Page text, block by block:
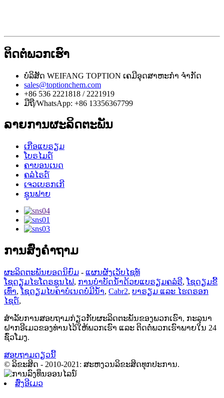
ຕິດຕໍ່ພວກເຮົາ
ບໍລິສັດ WEIFANG TOPTION ເຄມີອຸດສາຫະກຳ ຈຳກັດ
sales@toptionchem.com
+86 536 2221818 / 2221919
ມືຖື/WhatsApp: +86 13356367799
ລາຍການຜະລິດຕະພັນ
ເກືອແບຣຽມ
ໂບຣໄມດ໌
ຄາບອນເນດ
ຄລໍໄຣດ໌
ເຈວເບຣກເກີ
ຊູນຟາຍ
ການສົ່ງຄຳຖາມ
ຜະລິດຕະພັນຍອດນິຍົມ - ແຜນຜັງເວັບໄຊທ໌
ໂຊດຽມໄຮໂດຣຊູນໄຟ, ການບຳບັດນ້ຳດ້ວຍແບຣຽມຄລໍຣີ, ໂຊດຽມຂີ້
ເທົ່າ, ໂຊດຽມໄບຄາບໍເນດບໍ່ມີນໍ້າ, Cabr2, ບາຣຽມ ແລະ ໄຮດຣອກ
ໄຊດ໌,
ສຳລັບການສອບຖາມກ່ຽວກັບຜະລິດຕະພັນຂອງພວກເຮົາ, ກະລຸນາ
ຝາກອີເມວຂອງທ່ານໄວ້ໃຫ້ພວກເຮົາ ແລະ ຕິດຕໍ່ພວກເຮົາພາຍໃນ 24
ຊົ່ວໂມງ.
ສອບຖາມດຽວນີ້
© ລິຂະສິດ - 2010-2021: ສະຫງວນລິຂະສິດທຸກປະການ.
ສົ່ງອີເມວ